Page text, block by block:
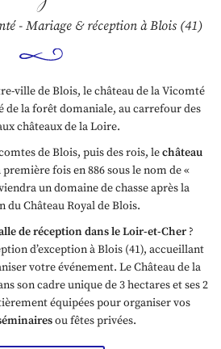
- Mariage & réception à Blois (41)
ville de Blois, le château de la Vicomté
de la forêt domaniale, au carrefour des
châteaux de la Loire.
de Blois, puis des rois, lechâteau
fois en 886 sous le nom de «
un domaine de chasse après la
du Château Royal de Blois.
de réception dans le Loir-et-Cher?
d’exception à Blois (41), accueillant
votre événement. Le Château de la
son cadre unique de 3 hectares et ses 2
équipées pour organiser vos
ou fêtes privées.